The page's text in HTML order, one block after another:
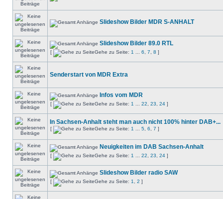
Slideshow Bilder MDR S-ANHALT
Slideshow Bilder 89.0 RTL
[ Gehe zu Seite: 1 6 7 8 ]
Senderstart von MDR Extra
Infos vom MDR
[ Gehe zu Seite: 1 22 23 24 ]
In Sachsen-Anhalt steht man auch nicht 100% hinter DAB+...
[ Gehe zu Seite: 1 5 6 7 ]
Neuigkeiten im DAB Sachsen-Anhalt
[ Gehe zu Seite: 1 22 23 24 ]
Slideshow Bilder radio SAW
[ Gehe zu Seite: 1 2 ]